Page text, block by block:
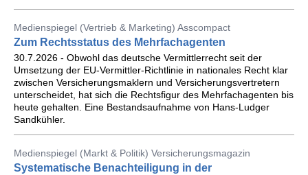
Medienspiegel (Vertrieb & Marketing) Asscompact
Zum Rechtsstatus des Mehrfachagenten
30.7.2026 - Obwohl das deutsche Vermittlerrecht seit der
Umsetzung der EU-Vermittler-Richtlinie in nationales Recht klar
zwischen Versicherungsmaklern und Versicherungsvertretern
unterscheidet, hat sich die Rechtsfigur des Mehrfachagenten bis
heute gehalten. Eine Bestandsaufnahme von Hans-Ludger
Sandkühler.
Medienspiegel (Markt & Politik) Versicherungsmagazin
Systematische Benachteiligung in der